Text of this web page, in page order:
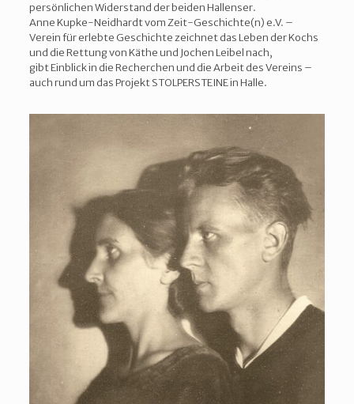
persönlichen Widerstand der beiden Hallenser.
Anne Kupke-Neidhardt vom Zeit-Geschichte(n) e.V. –
Verein für erlebte Geschichte zeichnet das Leben der Kochs
und die Rettung von Käthe und Jochen Leibel nach,
gibt Einblick in die Recherchen und die Arbeit des Vereins –
auch rund um das Projekt STOLPERSTEINE in Halle.